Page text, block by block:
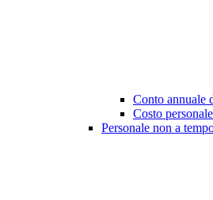
Conto annuale
Costo
Personale non a